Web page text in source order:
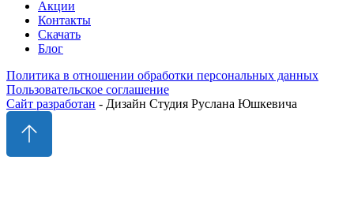
Акции
Контакты
Скачать
Блог
Политика в отношении обработки персональных данных
Пользовательское соглашение
Сайт разработан - Дизайн Студия Руслана Юшкевича